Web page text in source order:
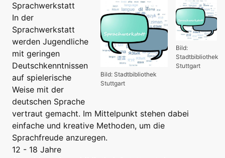
Bild:
Stadtbibliothek
Stuttgart
Bild: Stadtbibliothek
Stuttgart
Sprachwerkstatt
In der
Sprachwerkstatt
werden Jugendliche
mit geringen
Deutschkenntnissen
auf spielerische
Weise mit der
deutschen Sprache
vertraut gemacht. Im Mittelpunkt stehen dabei
einfache und kreative Methoden, um die
Sprachfreude anzuregen.
12 - 18 Jahre